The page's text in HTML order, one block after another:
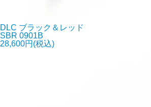
DLC ブラック＆レッド
SBR 0901B
28,600円(税込)